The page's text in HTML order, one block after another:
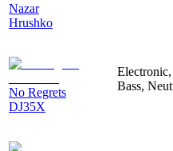
Nazar
Hrushko
No Regrets
DJ35X
Electronic,
Bass,